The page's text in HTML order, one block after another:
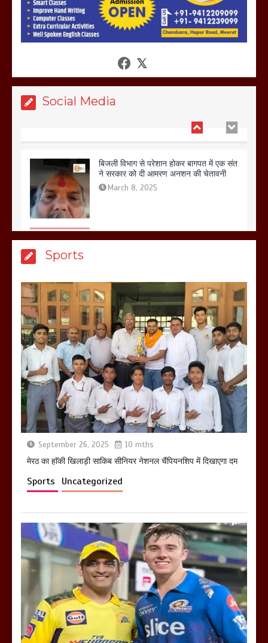
Social Media
आखिर क्यों जैनुल सालीकिन को शहर काजी नहीं
शफीकुर्रहमान रहमान ने
March 8, 2025
होलिका रखने पर लात मार कर होलिका को किया
तहस नहस,मोहल्ले वालों के साथ की गई गाली
गलोच ,कहा अगर रखी गई होली तो होगा खून
खराबा,
March 11, 2025
Sports
September 26, 2025 10 mths
मेरठ का हाॅकी खिलाड़ी साकिब सीनियर नेशनल चैंपियनशिप में दिखाएगा दम
Sports Uncategorized